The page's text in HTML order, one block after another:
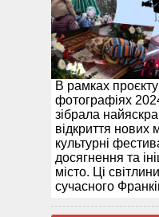
В рамках
фотографіях
зібрала
відкриття нових
культурні
досягнення та
місто. Ці
сучасного